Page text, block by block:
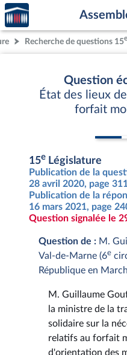
Aller au contenu
Aller en bas de la page
Accèder
à la
page
d'accueilRecherche de questions 15e
Question
État des lieux
forfait
15e Législature
Publication de la
28 avril 2020, page
Publication de la
16 mars 2021, page
Question signalée le
Question de : M.
Val-de-Marne (6e
République en
M. Guillaume
la ministre de la
solidaire sur la
relatifs au forfait
d'orientation des